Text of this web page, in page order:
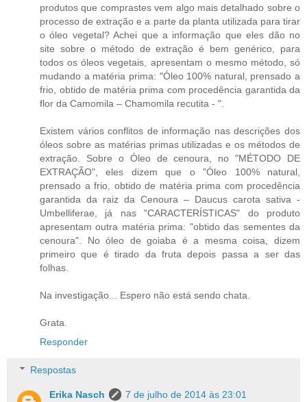
produtos que comprastes vem algo mais detalhado sobre o
processo de extração e a parte da planta utilizada para tirar
o óleo vegetal? Achei que a informação que eles dão no
site sobre o método de extração é bem genérico, para
todos os óleos vegetais, apresentam o mesmo método, só
mudando a matéria prima: "Óleo 100% natural, prensado a
frio, obtido de matéria prima com procedência garantida da
flor da Camomila – Chamomila recutita - ".
Existem vários conflitos de informação nas descrições dos
óleos sobre as matérias primas utilizadas e os métodos de
extração. Sobre o Óleo de cenoura, no "MÉTODO DE
EXTRAÇÃO", eles dizem que o "Óleo 100% natural,
prensado a frio, obtido de matéria prima com procedência
garantida da raiz da Cenoura – Daucus carota sativa -
Umbelliferae, já nas "CARACTERÍSTICAS" do produto
apresentam outra matéria prima: "obtido das sementes da
cenoura". No óleo de goiaba é a mesma coisa, dizem
primeiro que é tirado da fruta depois passa a ser das
folhas.
Na investigação... Espero não está sendo chata.
Grata.
Responder
Respostas
Erika Nasch
7 de julho de 2014 às 23:01